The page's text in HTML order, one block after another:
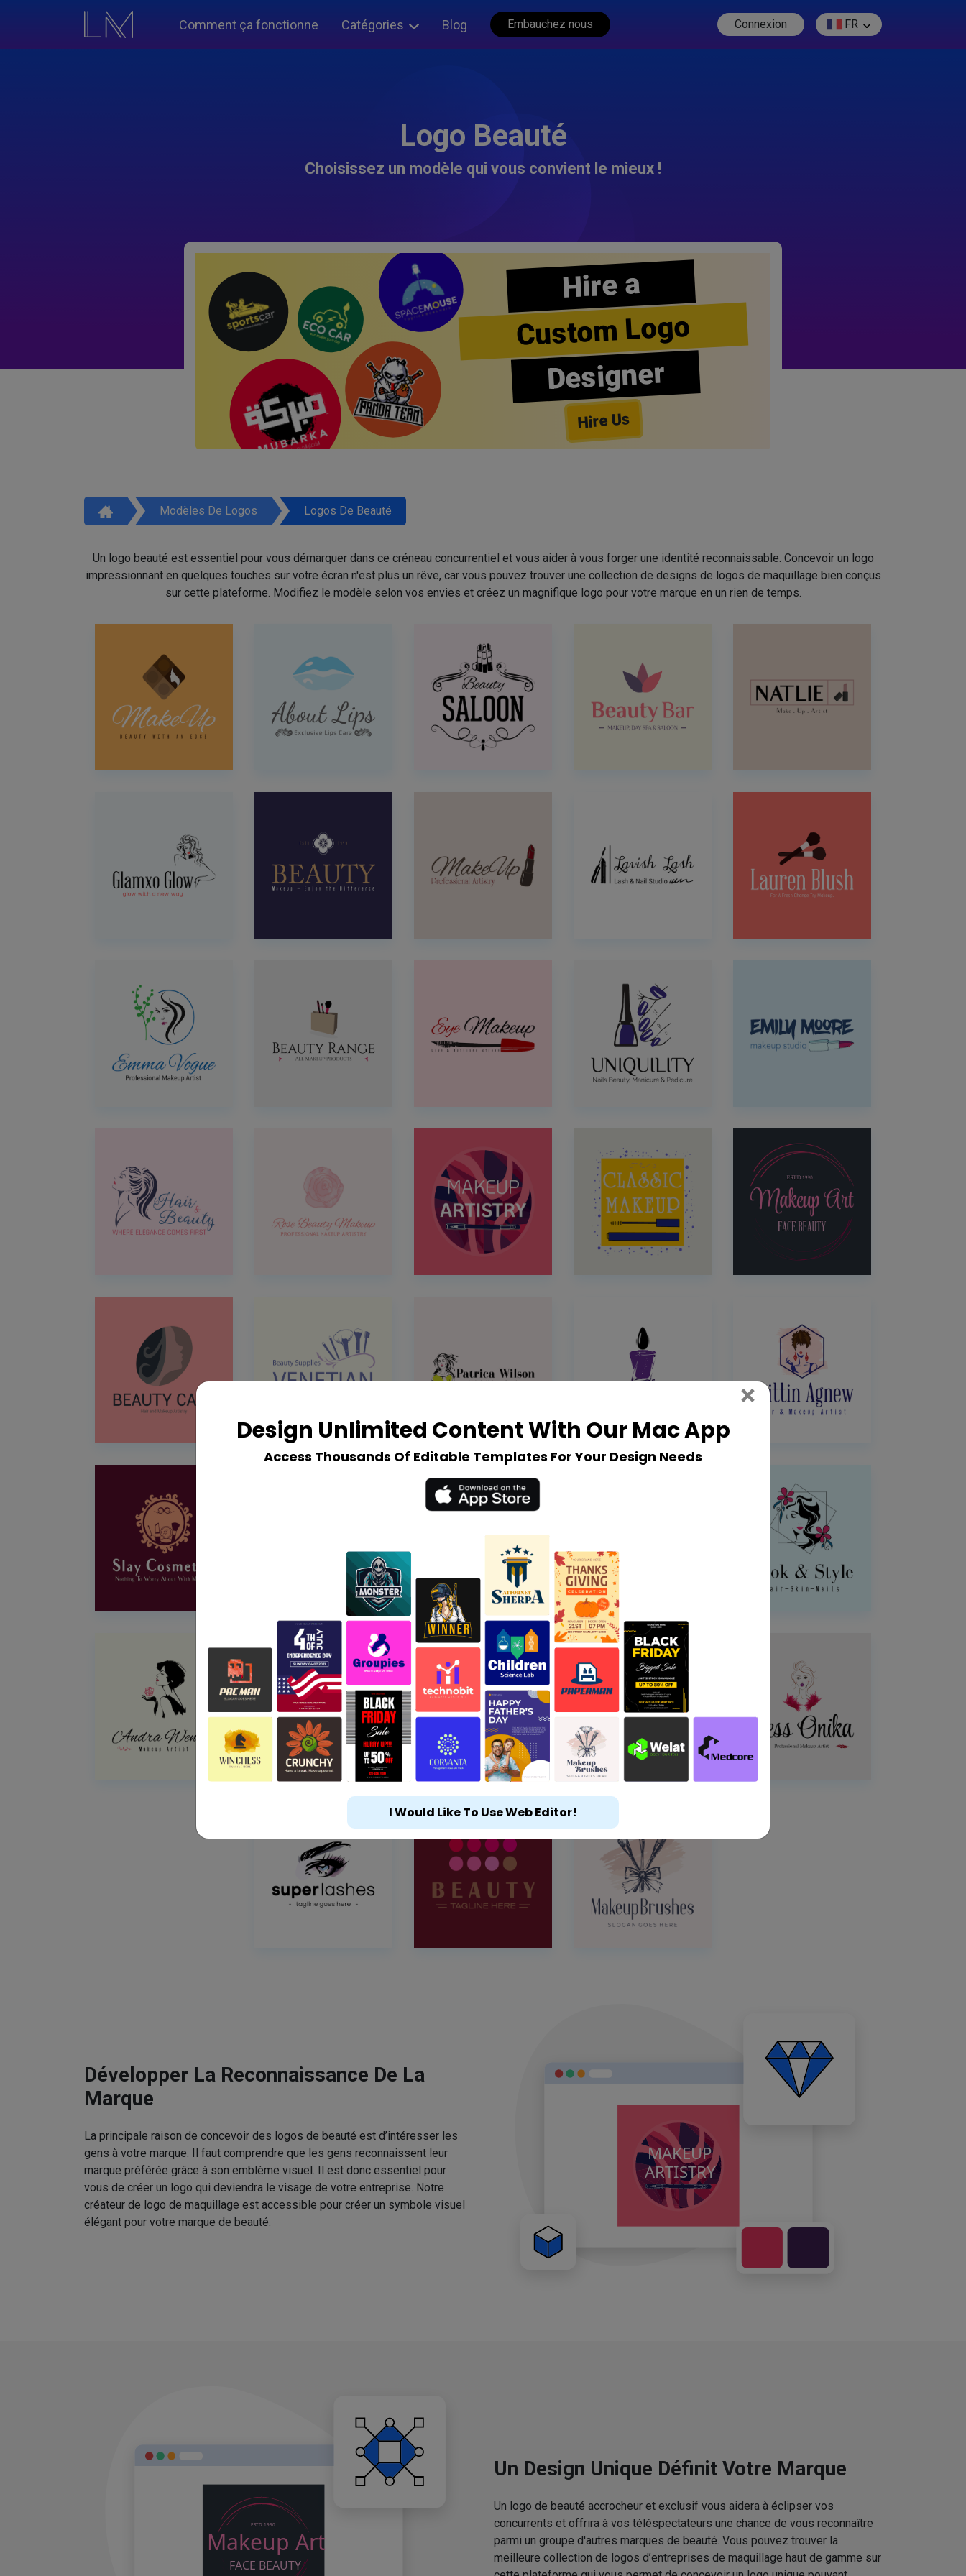
Comment ça fonctionne Catégories Blog Embauchez nous Connexion FR
Logo Beauté
Choisissez un modèle qui vous convient le mieux !
Hire a
Custom Logo
Designer
Hire Us
Modèles De Logos Logos De Beauté
Un logo beauté est essentiel pour vous démarquer dans ce créneau concurrentiel et vous aider à vous forger une identité reconnaissable. Concevoir un logo
impressionnant en quelques touches sur votre écran n'est plus un rêve, car vous pouvez trouver une collection de designs de logos de maquillage bien conçus
sur cette plateforme. Modifiez le modèle selon vos envies et créez un magnifique logo pour votre marque en un rien de temps.
Développer La Reconnaissance De La
Marque
La principale raison de concevoir des logos de beauté est d’intéresser les
gens à votre marque. Il faut comprendre que les gens reconnaissent leur
marque préférée grâce à son emblème visuel. Il est donc essentiel pour
vous de créer un logo qui deviendra le visage de votre entreprise. Notre
créateur de logo de maquillage est accessible pour créer un symbole visuel
élégant pour votre marque de beauté.
Un Design Unique Définit Votre Marque
Un logo de beauté accrocheur et exclusif vous aidera à éclipser vos
concurrents et offrira à vos téléspectateurs une chance de vous reconnaître
parmi un groupe d'autres marques de beauté. Vous pouvez trouver la
meilleure collection de logos d’entreprises de maquillage haut de gamme sur
Design Unlimited Content With Our Mac App
Access Thousands Of Editable Templates For Your Design Needs
× Close
I Would Like To Use Web Editor!